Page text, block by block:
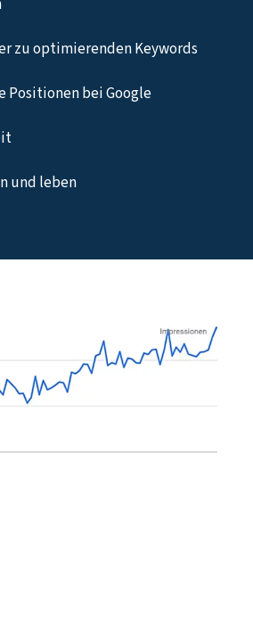
zu optimierenden Keywords
Positionen bei Google
und leben